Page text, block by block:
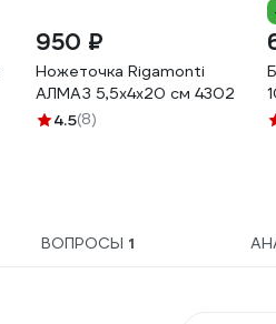
950 ₽
Ножеточка Rigamonti
АЛМАЗ 5,5x4x20 см 4302
4.5(8)
ВОПРОСЫ 1